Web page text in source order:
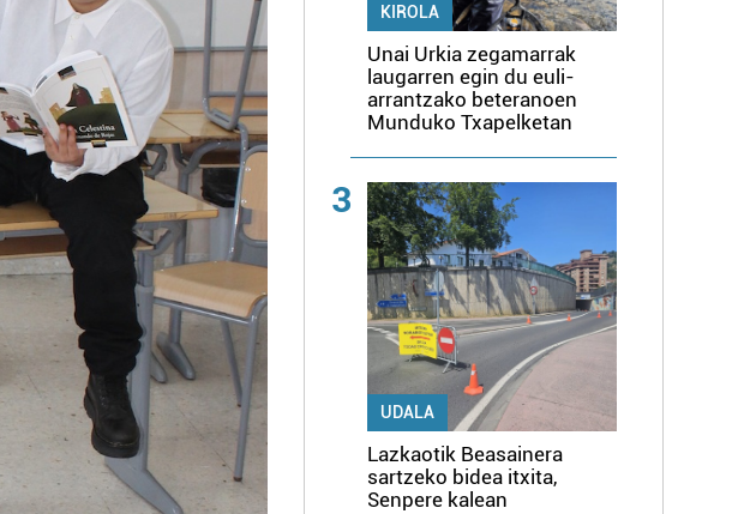
KIROLA
Unai Urkia zegamarrak
laugarren egin du euli-
arrantzako beteranoen
Munduko Txapelketan
3
UDALA
Lazkaotik Beasainera
sartzeko bidea itxita,
Senpere kalean